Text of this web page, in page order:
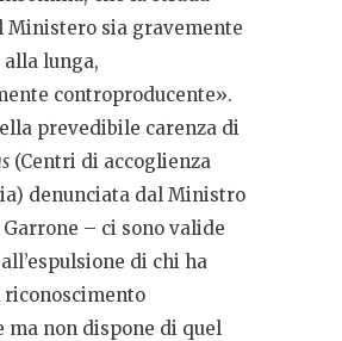
Ministero sia gravemente
alla lunga,
controproducente».
prevedibile carenza di
(Centri di accoglienza
denunciata dal Ministro
– ci sono valide
di chi ha
riconoscimento
ma non dispone di quel